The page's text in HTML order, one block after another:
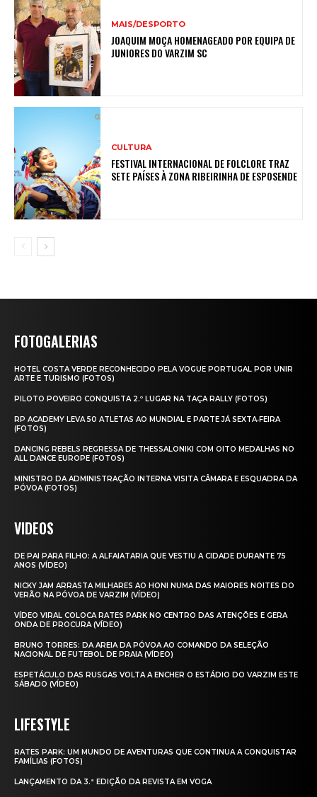
MAIS/DESPORTO
JOAQUIM MOÇA HOMENAGEADO POR EQUIPA DE
JUNIORES DO VARZIM SC
CULTURA
FESTIVAL INTERNACIONAL DE FOLCLORE TRAZ
SETE PAÍSES À ZONA RIBEIRINHA DE ESPOSENDE
FOTOGALERIAS
HOTEL COSTA VERDE RECONHECIDO PELA VOGUE PORTUGAL POR UNIR
ARTE E TURISMO (FOTOS)
PILOTO POVEIRO CONQUISTA 2.º LUGAR NA TAÇA RALLY (FOTOS)
RP ACADEMY LEVA 50 ATLETAS AO MUNDIAL E PARTE JÁ SEXTA‑FEIRA
(FOTOS)
DANCING REBELS REGRESSA DE THESSALONIKI COM OITO MEDALHAS NO
ALL DANCE EUROPE (FOTOS)
MINISTRO DA ADMINISTRAÇÃO INTERNA VISITA CÂMARA E ESQUADRA DA
PÓVOA (FOTOS)
VIDEOS
DE PAI PARA FILHO: A ALFAIATARIA QUE VESTIU A CIDADE DURANTE 75
ANOS (VÍDEO)
NICKY JAM ARRASTA MILHARES AO HONI NUMA DAS MAIORES NOITES DO
VERÃO NA PÓVOA DE VARZIM (VÍDEO)
VÍDEO VIRAL COLOCA RATES PARK NO CENTRO DAS ATENÇÕES E GERA
ONDA DE PROCURA (VÍDEO)
BRUNO TORRES: DA AREIA DA PÓVOA AO COMANDO DA SELEÇÃO
NACIONAL DE FUTEBOL DE PRAIA (VÍDEO)
ESPETÁCULO DAS RUSGAS VOLTA A ENCHER O ESTÁDIO DO VARZIM ESTE
SÁBADO (VÍDEO)
LIFESTYLE
RATES PARK: UM MUNDO DE AVENTURAS QUE CONTINUA A CONQUISTAR
FAMÍLIAS (FOTOS)
LANÇAMENTO DA 3.ª EDIÇÃO DA REVISTA EM VOGA